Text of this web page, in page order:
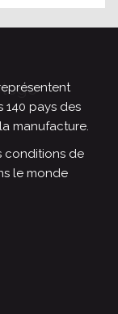
140 pays des
manufacture.
conditions de
le monde